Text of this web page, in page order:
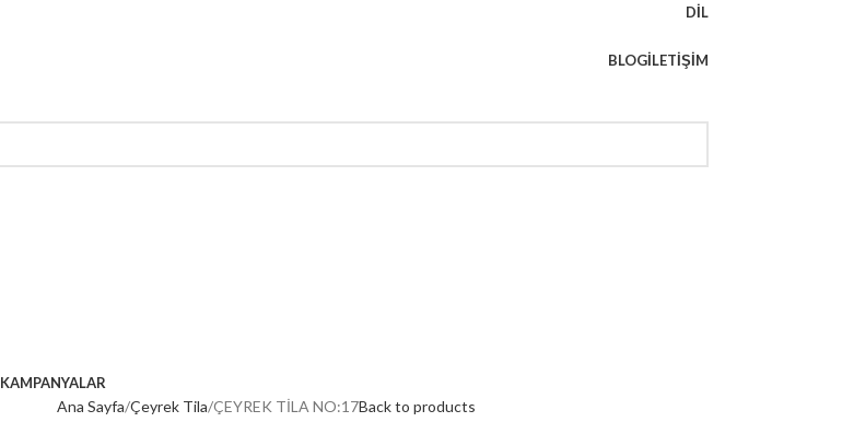
DIL
BLOGİLETIŞIM
KAMPANYALAR
Ana Sayfa Çeyrek Tila ÇEYREK TİLA NO:17Back to products